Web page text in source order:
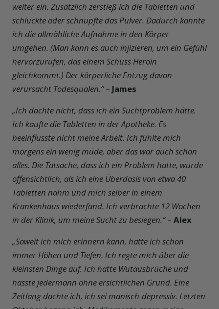
weiter ein. Zusätzlich zerstieß ich die Tabletten und
schluckte oder schnupfte das Pulver. Dadurch konnte
ich die allmähliche Aufnahme in den Körper
umgehen. (Man kann es auch injizieren, um ein Gefühl
hervorzurufen, das einem Schuss Heroin
gleichkommt.) Der körperliche Entzug davon
verursacht Todesqualen.“– James
„Ich dachte nicht, dass ich ein Suchtproblem hätte.
Ich kaufte die Tabletten in der Apotheke. Es
beeinflusste nicht meine Arbeit. Ich fühlte mich
morgens ein wenig müde, aber das war auch schon
alles. Die Tatsache, dass ich ein Problem hatte, wurde
offensichtlich, als ich eine Überdosis von etwa 40
Tabletten nahm und mich selber in einem
Krankenhaus wiederfand. Ich verbrachte 12 Wochen
in der Klinik, um meine Sucht zu besiegen.“– Alex
„Soweit ich mich erinnern kann, hatte ich schon
immer Höhen und Tiefen. Ich regte mich über die
kleinsten Dinge auf. Ich hatte Wutausbrüche und
hasste jedermann ohne ersichtlichen Grund. Eine
Zeitlang dachte ich, ich sei manisch-depressiv. Letzten